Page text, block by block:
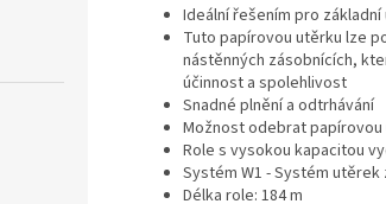
Ideální řešením pro základní
Tuto papírovou utěrku lze
nástěnných zásobnících,
účinnost a spolehlivost
Snadné plnění a odtrhávání
Možnost odebrat
Role s vysokou kapacitou
Systém W1 - Systém
Délka role: 184 m